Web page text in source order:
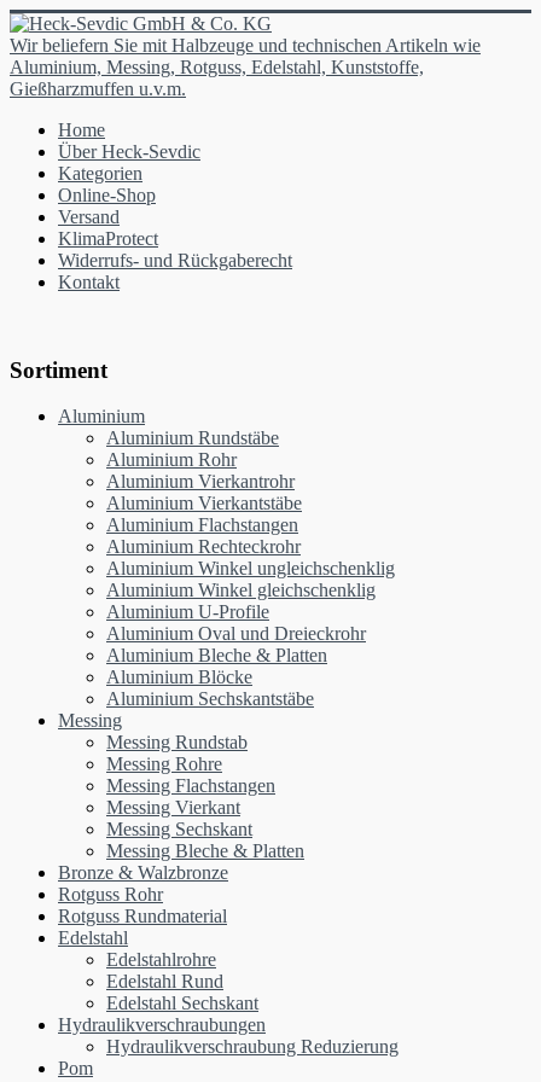
Wir beliefern Sie mit Halbzeuge und technischen Artikeln wie
Aluminium, Messing, Rotguss, Edelstahl, Kunststoffe,
Gießharzmuffen u.v.m.
Home
Über Heck-Sevdic
Kategorien
Online-Shop
Versand
KlimaProtect
Widerrufs- und Rückgaberecht
Kontakt
Sortiment
Aluminium
Aluminium Rundstäbe
Aluminium Rohr
Aluminium Vierkantrohr
Aluminium Vierkantstäbe
Aluminium Flachstangen
Aluminium Rechteckrohr
Aluminium Winkel ungleichschenklig
Aluminium Winkel gleichschenklig
Aluminium U-Profile
Aluminium Oval und Dreieckrohr
Aluminium Bleche & Platten
Aluminium Blöcke
Aluminium Sechskantstäbe
Messing
Messing Rundstab
Messing Rohre
Messing Flachstangen
Messing Vierkant
Messing Sechskant
Messing Bleche & Platten
Bronze & Walzbronze
Rotguss Rohr
Rotguss Rundmaterial
Edelstahl
Edelstahlrohre
Edelstahl Rund
Edelstahl Sechskant
Hydraulikverschraubungen
Hydraulikverschraubung Reduzierung
Pom